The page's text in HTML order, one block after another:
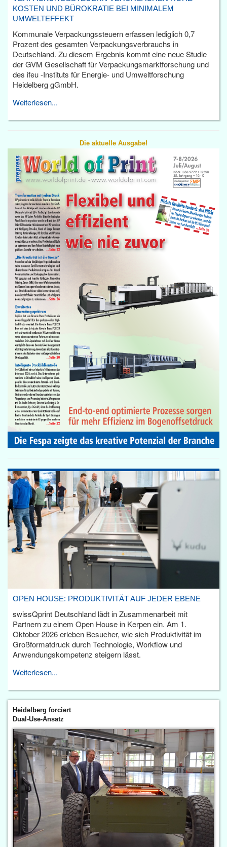
KOSTEN UND BÜROKRATIE BEI MINIMALEM
UMWELTEFFEKT
Kommunale Verpackungssteuern erfassen lediglich 0,7
Prozent des gesamten Verpackungsverbrauchs in
Deutschland. Zu diesem Ergebnis kommt eine neue Studie
der GVM Gesellschaft für Verpackungsmarktforschung und
des ifeu -Instituts für Energie- und Umweltforschung
Heidelberg gGmbH.
Weiterlesen...
Die aktuelle Ausgabe!
OPEN HOUSE: PRODUKTIVITÄT AUF JEDER EBENE
swissQprint Deutschland lädt in Zusammenarbeit mit
Partnern zu einem Open House in Kerpen ein. Am 1.
Oktober 2026 erleben Besucher, wie sich Produktivität im
Großformatdruck durch Technologie, Workflow und
Anwendungskompetenz steigern lässt.
Weiterlesen...
Heidelberg forciert
Dual-Use-Ansatz